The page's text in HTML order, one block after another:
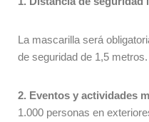
La mascarilla será
de seguridad de 1,5 metros.
2. Eventos y actividades
1.000 personas en